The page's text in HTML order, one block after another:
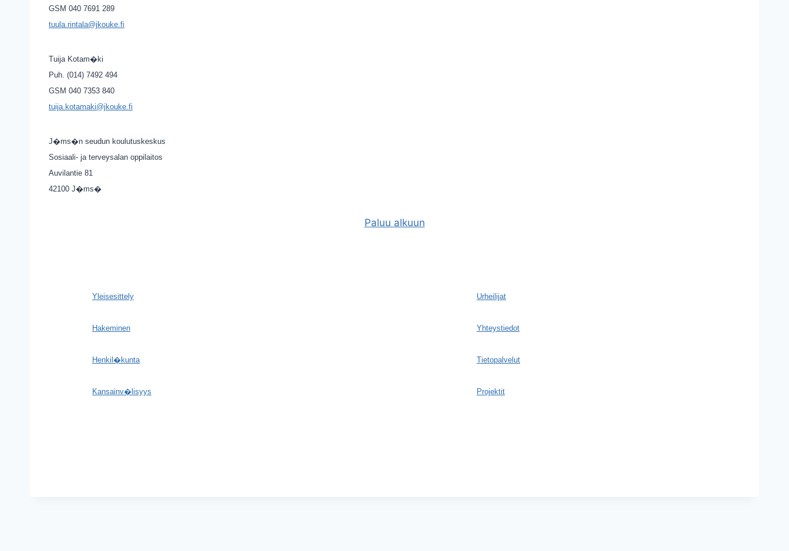
GSM 040 7691 289
tuula.rintala@jkouke.fi
Tuija Kotam�ki
Puh. (014) 7492 494
GSM 040 7353 840
tuija.kotamaki@jkouke.fi
J�ms�n seudun koulutuskeskus
Sosiaali- ja terveysalan oppilaitos
Auvilantie 81
42100 J�ms�
Paluu alkuun
Yleisesittely Urheilijat
Hakeminen Yhteystiedot
Henkil�kunta Tietopalvelut
Kansainv�lisyys Projektit